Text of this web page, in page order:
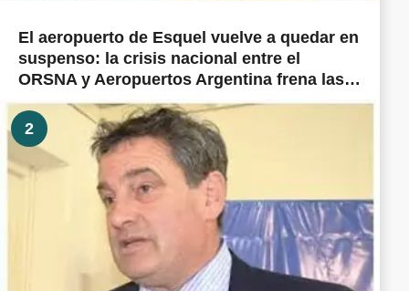
El aeropuerto de Esquel vuelve a quedar en
suspenso: la crisis nacional entre el
ORSNA y Aeropuertos Argentina frena las
obras prometidas en todo el país
2